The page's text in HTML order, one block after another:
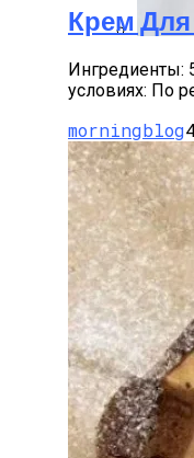
Крем
Ингредиенты:
условиях: По
morningblog